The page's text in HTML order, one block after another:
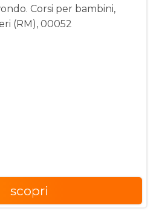
Corsi per bambini,
(RM), 00052
scopri